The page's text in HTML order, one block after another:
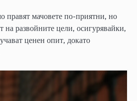
правят мачовете по-приятни, но
на развойните цели, осигурявайки,
ценен опит, докато